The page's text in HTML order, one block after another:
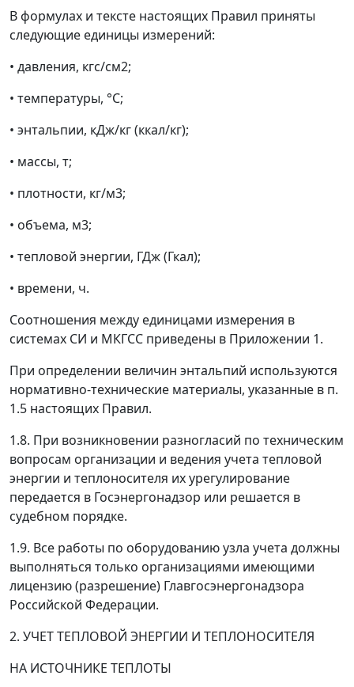
В формулах и тексте настоящих Правил приняты
следующие единицы измерений:
• давления, кгс/см2;
• температуры, °C;
• энтальпии, кДж/кг (ккал/кг);
• массы, т;
• плотности, кг/м3;
• объема, м3;
• тепловой энергии, ГДж (Гкал);
• времени, ч.
Соотношения между единицами измерения в
системах СИ и МКГСС приведены в Приложении 1.
При определении величин энтальпий используются
нормативно-технические материалы, указанные в п.
1.5 настоящих Правил.
1.8. При возникновении разногласий по техническим
вопросам организации и ведения учета тепловой
энергии и теплоносителя их урегулирование
передается в Госэнергонадзор или решается в
судебном порядке.
1.9. Все работы по оборудованию узла учета должны
выполняться только организациями имеющими
лицензию (разрешение) Главгосэнергонадзора
Российской Федерации.
2. УЧЕТ ТЕПЛОВОЙ ЭНЕРГИИ И ТЕПЛОНОСИТЕЛЯ
НА ИСТОЧНИКЕ ТЕПЛОТЫ